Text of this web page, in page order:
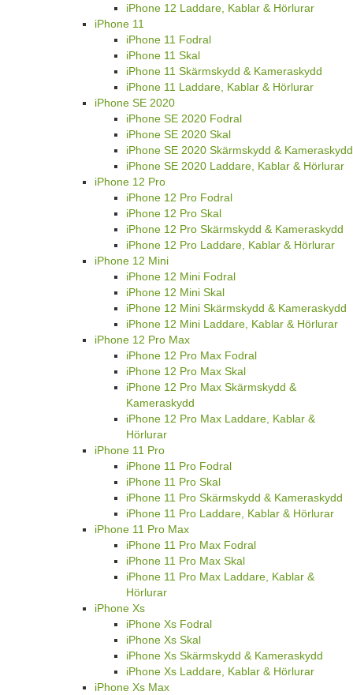
iPhone 12 Laddare, Kablar & Hörlurar
iPhone 11
iPhone 11 Fodral
iPhone 11 Skal
iPhone 11 Skärmskydd & Kameraskydd
iPhone 11 Laddare, Kablar & Hörlurar
iPhone SE 2020
iPhone SE 2020 Fodral
iPhone SE 2020 Skal
iPhone SE 2020 Skärmskydd & Kameraskydd
iPhone SE 2020 Laddare, Kablar & Hörlurar
iPhone 12 Pro
iPhone 12 Pro Fodral
iPhone 12 Pro Skal
iPhone 12 Pro Skärmskydd & Kameraskydd
iPhone 12 Pro Laddare, Kablar & Hörlurar
iPhone 12 Mini
iPhone 12 Mini Fodral
iPhone 12 Mini Skal
iPhone 12 Mini Skärmskydd & Kameraskydd
iPhone 12 Mini Laddare, Kablar & Hörlurar
iPhone 12 Pro Max
iPhone 12 Pro Max Fodral
iPhone 12 Pro Max Skal
iPhone 12 Pro Max Skärmskydd &
Kameraskydd
iPhone 12 Pro Max Laddare, Kablar &
Hörlurar
iPhone 11 Pro
iPhone 11 Pro Fodral
iPhone 11 Pro Skal
iPhone 11 Pro Skärmskydd & Kameraskydd
iPhone 11 Pro Laddare, Kablar & Hörlurar
iPhone 11 Pro Max
iPhone 11 Pro Max Fodral
iPhone 11 Pro Max Skal
iPhone 11 Pro Max Laddare, Kablar &
Hörlurar
iPhone Xs
iPhone Xs Fodral
iPhone Xs Skal
iPhone Xs Skärmskydd & Kameraskydd
iPhone Xs Laddare, Kablar & Hörlurar
iPhone Xs Max